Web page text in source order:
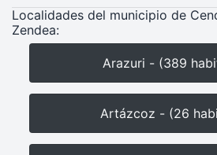
Localidades del municipio de
Zendea:
Arazuri - (389
Artázcoz - (26